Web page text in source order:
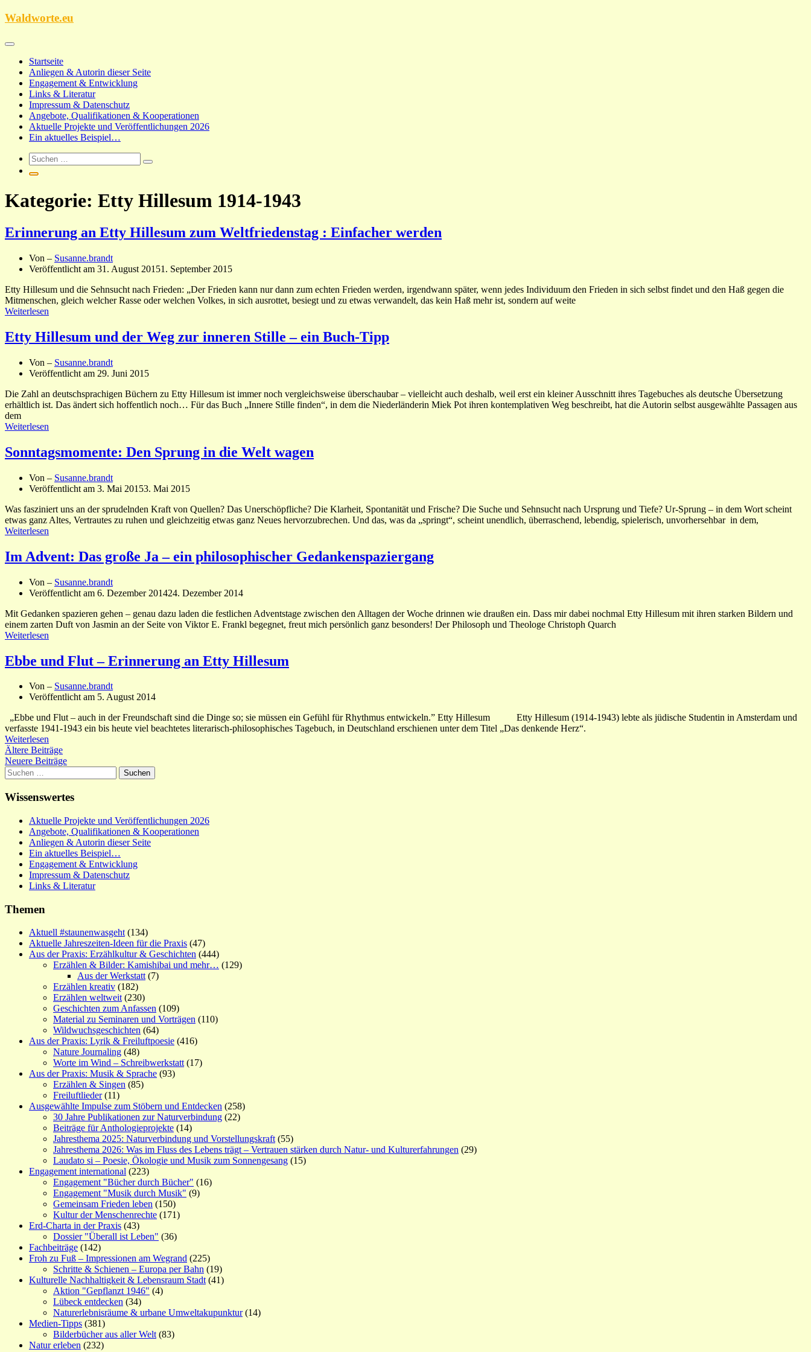
Zum
Waldworte.eu
Startseite
Anliegen & Autorin dieser Seite
Engagement & Entwicklung
Links & Literatur
Impressum & Datenschutz
Angebote, Qualifikationen & Kooperationen
Aktuelle Projekte und Veröffentlichungen 2026
Ein aktuelles Beispiel…
Kategorie: Etty Hillesum 1914-1943
Erinnerung an Etty Hillesum zum Weltfriedenstag : Einfacher werden
Von – Susanne.brandt
Veröffentlicht am 31. August 20151. September 2015
Etty Hillesum und die Sehnsucht nach Frieden: „Der Frieden kann nur dann zum echten Frieden werden, irgendwann später, wenn jedes Individuum den Frieden in sich selbst findet und den Haß gegen die
Mitmenschen, gleich welcher Rasse oder welchen Volkes, in sich ausrottet, besiegt und zu etwas verwandelt, das kein Haß mehr ist, sondern auf weite
Weiterlesen
Etty Hillesum und der Weg zur inneren Stille – ein Buch-Tipp
Von – Susanne.brandt
Veröffentlicht am 29. Juni 2015
Die Zahl an deutschsprachigen Büchern zu Etty Hillesum ist immer noch vergleichsweise überschaubar – vielleicht auch deshalb, weil erst ein kleiner Ausschnitt ihres Tagebuches als deutsche Übersetzung
erhältlich ist. Das ändert sich hoffentlich noch… Für das Buch „Innere Stille finden“, in dem die Niederländerin Miek Pot ihren kontemplativen Weg beschreibt, hat die Autorin selbst ausgewählte Passagen aus
dem
Weiterlesen
Sonntagsmomente: Den Sprung in die Welt wagen
Von – Susanne.brandt
Veröffentlicht am 3. Mai 20153. Mai 2015
Was fasziniert uns an der sprudelnden Kraft von Quellen? Das Unerschöpfliche? Die Klarheit, Spontanität und Frische? Die Suche und Sehnsucht nach Ursprung und Tiefe? Ur-Sprung – in dem Wort scheint
etwas ganz Altes, Vertrautes zu ruhen und gleichzeitig etwas ganz Neues hervorzubrechen. Und das, was da „springt“, scheint unendlich, überraschend, lebendig, spielerisch, unvorhersehbar in dem,
Weiterlesen
Im Advent: Das große Ja – ein philosophischer Gedankenspaziergang
Von – Susanne.brandt
Veröffentlicht am 6. Dezember 201424. Dezember 2014
Mit Gedanken spazieren gehen – genau dazu laden die festlichen Adventstage zwischen den Alltagen der Woche drinnen wie draußen ein. Dass mir dabei nochmal Etty Hillesum mit ihren starken Bildern und
einem zarten Duft von Jasmin an der Seite von Viktor E. Frankl begegnet, freut mich persönlich ganz besonders! Der Philosoph und Theologe Christoph Quarch
Weiterlesen
Ebbe und Flut – Erinnerung an Etty Hillesum
Von – Susanne.brandt
Veröffentlicht am 5. August 2014
„Ebbe und Flut – auch in der Freundschaft sind die Dinge so; sie müssen ein Gefühl für Rhythmus entwickeln.” Etty Hillesum Etty Hillesum (1914-1943) lebte als jüdische Studentin in Amsterdam und
verfasste 1941-1943 ein bis heute viel beachtetes literarisch-philosophisches Tagebuch, in Deutschland erschienen unter dem Titel „Das denkende Herz“.
Weiterlesen
Beitragsnavigation
Ältere Beiträge
Neuere Beiträge
Suchen
nach:
Wissenswertes
Aktuelle Projekte und Veröffentlichungen 2026
Angebote, Qualifikationen & Kooperationen
Anliegen & Autorin dieser Seite
Ein aktuelles Beispiel…
Engagement & Entwicklung
Impressum & Datenschutz
Links & Literatur
Themen
Aktuell #staunenwasgeht (134)
Aktuelle Jahreszeiten-Ideen für die Praxis (47)
Aus der Praxis: Erzählkultur & Geschichten (444)
Erzählen & Bilder: Kamishibai und mehr… (129)
Aus der Werkstatt (7)
Erzählen kreativ (182)
Erzählen weltweit (230)
Geschichten zum Anfassen (109)
Material zu Seminaren und Vorträgen (110)
Wildwuchsgeschichten (64)
Aus der Praxis: Lyrik & Freiluftpoesie (416)
Nature Journaling (48)
Worte im Wind – Schreibwerkstatt (17)
Aus der Praxis: Musik & Sprache (93)
Erzählen & Singen (85)
Freiluftlieder(11)
Ausgewählte Impulse zum Stöbern und Entdecken (258)
30 Jahre Publikationen zur Naturverbindung (22)
Beiträge für Anthologieprojekte (14)
Jahresthema 2025: Naturverbindung und Vorstellungskraft (55)
Jahresthema 2026: Was im Fluss des Lebens trägt – Vertrauen stärken durch Natur- und Kulturerfahrungen (29)
Laudato si – Poesie, Ökologie und Musik zum Sonnengesang (15)
Engagement international (223)
Engagement "Bücher durch Bücher" (16)
Engagement "Musik durch Musik" (9)
Gemeinsam Frieden leben (150)
Kultur der Menschenrechte (171)
Erd-Charta in der Praxis (43)
Dossier "Überall ist Leben" (36)
Fachbeiträge (142)
Froh zu Fuß – Impressionen am Wegrand (225)
Schritte & Schienen – Europa per Bahn (19)
Kulturelle Nachhaltigkeit & Lebensraum Stadt (41)
Aktion "Gepflanzt 1946" (4)
Lübeck entdecken (34)
Naturerlebnisräume & urbane Umweltakupunktur(14)
Medien-Tipps (381)
Bilderbücher aus aller Welt (83)
Natur erleben (232)